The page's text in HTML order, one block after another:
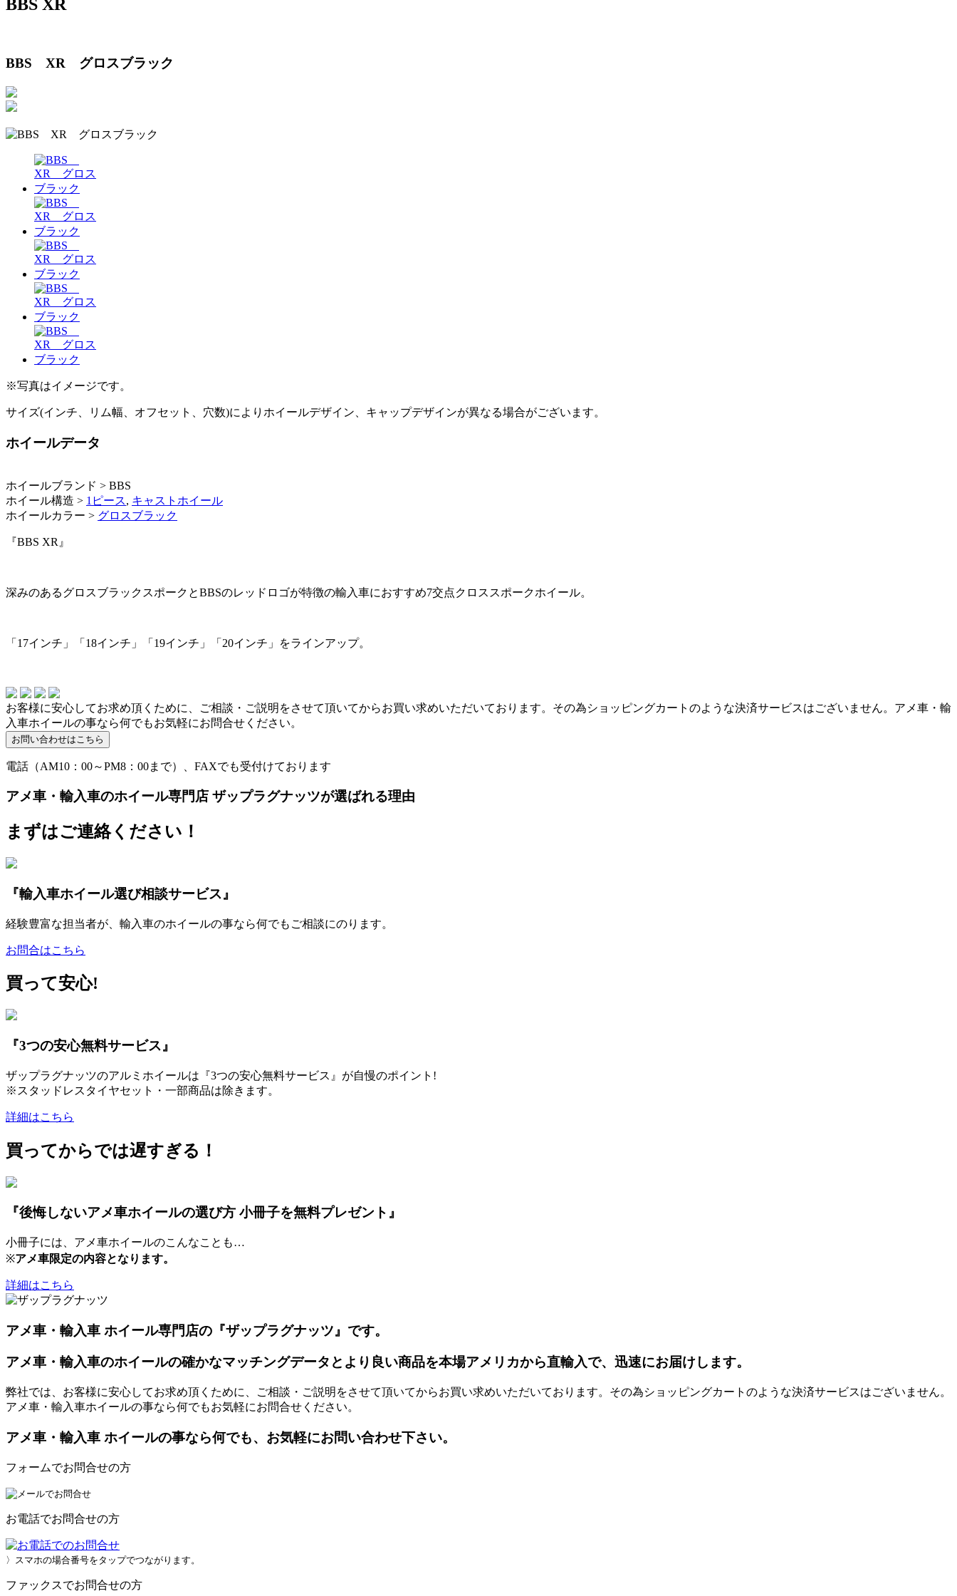
BBS XR
BBS XR グロスブラック
※写真はイメージです。
サイズ(インチ、リム幅、オフセット、穴数)によりホイールデザイン、キャップデザインが異なる場合がございます。
ホイールデータ
ホイールブランド > BBS
ホイール構造 > 1ピース, キャストホイール
ホイールカラー > グロスブラック
『BBS XR』
深みのあるグロスブラックスポークとBBSのレッドロゴが特徴の輸入車におすすめ7交点クロススポークホイール。
「17インチ」「18インチ」「19インチ」「20インチ」をラインアップ。
お客様に安心してお求め頂くために、ご相談・ご説明をさせて頂いてからお買い求めいただいております。その為ショッピングカートのような決済サービスはございません。アメ車・輸
入車ホイールの事なら何でもお気軽にお問合せください。
電話（AM10：00～PM8：00まで）、FAXでも受付けております
アメ車・輸入車のホイール専門店 ザップラグナッツが選ばれる理由
まずはご連絡ください！
『輸入車ホイール選び相談サービス』
経験豊富な担当者が、輸入車のホイールの事なら何でもご相談にのります。
お問合はこちら
買って安心!
『3つの安心無料サービス』
ザップラグナッツのアルミホイールは『3つの安心無料サービス』が自慢のポイント!
※スタッドレスタイヤセット・一部商品は除きます。
詳細はこちら
買ってからでは遅すぎる！
『後悔しないアメ車ホイールの選び方 小冊子を無料プレゼント』
小冊子には、アメ車ホイールのこんなことも…
※アメ車限定の内容となります。
詳細はこちら
アメ車・輸入車 ホイール専門店の『ザップラグナッツ』です。
アメ車・輸入車のホイールの確かなマッチングデータとより良い商品を本場アメリカから直輸入で、迅速にお届けします。
弊社では、お客様に安心してお求め頂くために、ご相談・ご説明をさせて頂いてからお買い求めいただいております。その為ショッピングカートのような決済サービスはございません。
アメ車・輸入車ホイールの事なら何でもお気軽にお問合せください。
アメ車・輸入車 ホイールの事なら何でも、お気軽にお問い合わせ下さい。
フォームでお問合せの方
お電話でお問合せの方
〉スマホの場合番号をタップでつながります。
ファックスでお問合せの方